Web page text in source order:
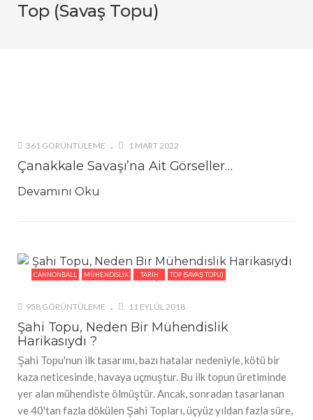
Top (Savaş Topu)
361 GÖRÜNTÜLEME 1 MART 2022
Çanakkale Savaşı’na Ait Görseller…
Devamını Oku
CANNONBALL MÜHENDISLIK TARIH TOP (SAVAŞ TOPU)
958 GÖRÜNTÜLEME 11 EYLÜL 2018
Şahi Topu, Neden Bir Mühendislik
Harikasıydı ?
Şahi Topu'nun ilk tasarımı, bazı hatalar nedeniyle, kötü bir
kaza neticesinde, havaya uçmuştur. Bu ilk topun üretiminde
yer alan mühendiste ölmüştür. Ancak, sonradan tasarlanan
ve 40'tan fazla dökülen Şahi Topları, üçyüz yıldan fazla süre,